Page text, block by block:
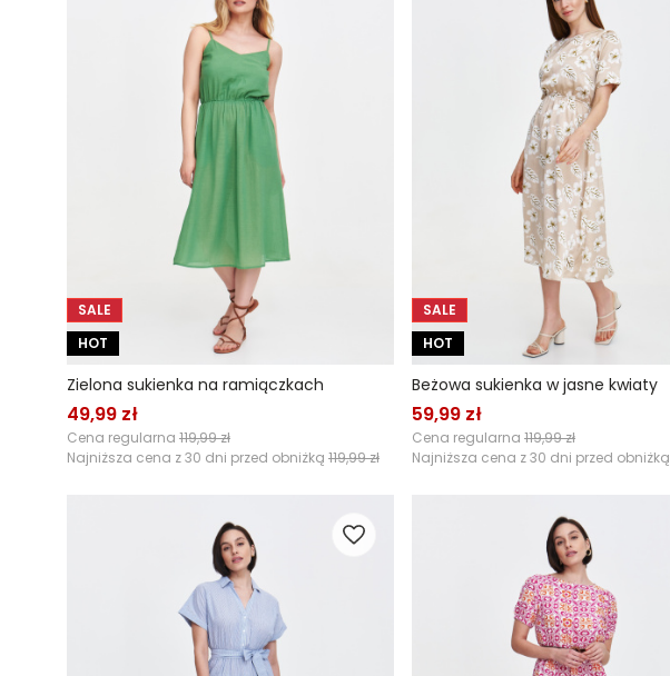
SALE
HOT
Zielona sukienka na ramiączkach
49,99 zł
Cena regularna 119,99 zł
Najniższa cena z 30 dni przed obniżką 119,99 zł
SALE
HOT
Beżowa sukienka w jasne kwiaty
59,99 zł
Cena regularna 119,99 zł
Najniższa cena z 30 dni przed obniżką